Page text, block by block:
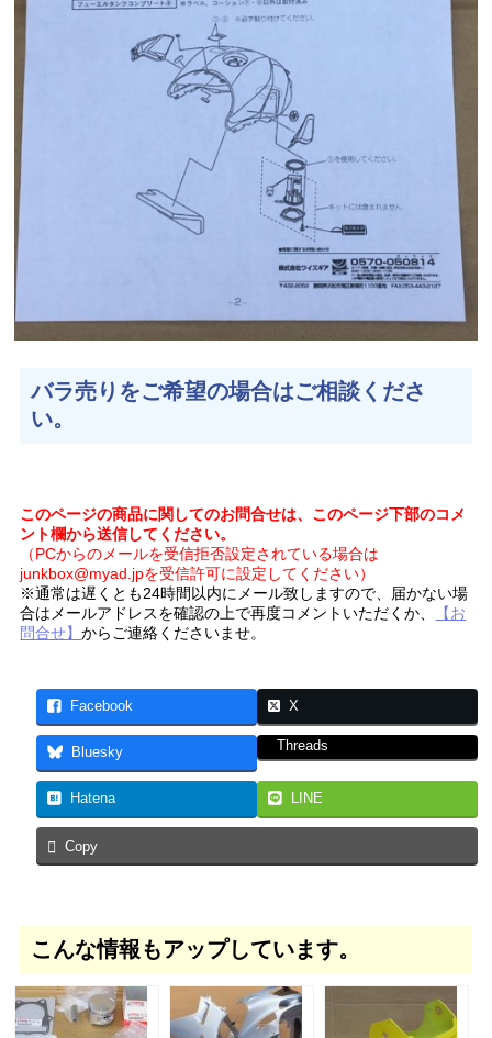
バラ売りをご希望の場合はご相談くださ
い。
このページの商品に関してのお問合せは、このページ下部のコメ
ント欄から送信してください。
（PCからのメールを受信拒否設定されている場合は
junkbox@myad.jpを受信許可に設定してください）
※通常は遅くとも24時間以内にメール致しますので、届かない場
合はメールアドレスを確認の上で再度コメントいただくか、
【お
問合せ】からご連絡くださいませ。
Facebook X
Bluesky Threads
Hatena LINE
Copy
こんな情報もアップしています。